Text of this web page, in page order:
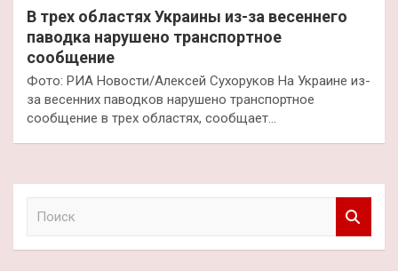
В трех областях Украины из-за весеннего
паводка нарушено транспортное
сообщение
Фото: РИА Новости/Алексей Сухоруков На Украине из-
за весенних паводков нарушено транспортное
сообщение в трех областях, сообщает…